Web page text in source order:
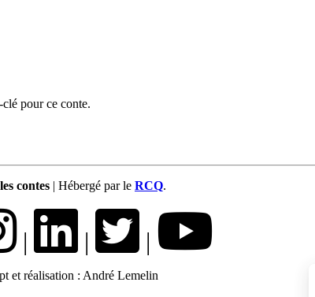
pour ce conte.
contes | Hébergé par le RCQ.
| | |
et réalisation : André Lemelin